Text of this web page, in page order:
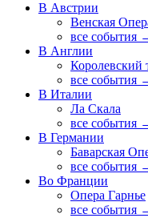
В Австрии
Венская
все события
В Англии
Королевский
все события
В Италии
Ла Скала
все события
В Германии
Баварская
все события
Во Франции
Опера Гарнье
все события